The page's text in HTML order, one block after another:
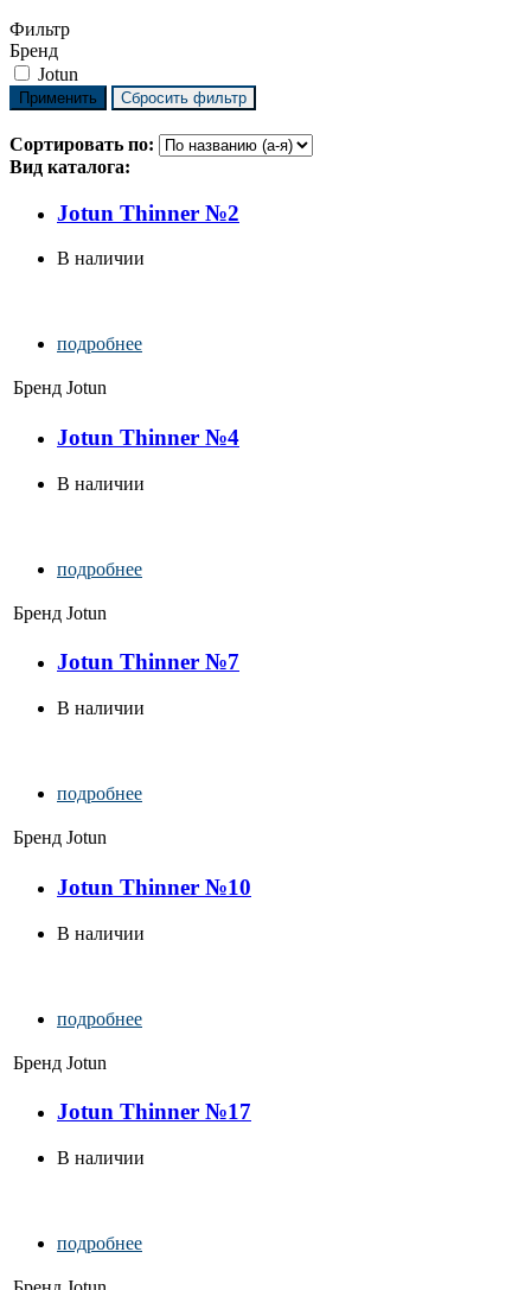
Фильтр
Бренд
Jotun
Сортировать по:
Вид каталога:
Jotun Thinner №2
В наличии
подробнее
Бренд Jotun
Jotun Thinner №4
В наличии
подробнее
Бренд Jotun
Jotun Thinner №7
В наличии
подробнее
Бренд Jotun
Jotun Thinner №10
В наличии
подробнее
Бренд Jotun
Jotun Thinner №17
В наличии
подробнее